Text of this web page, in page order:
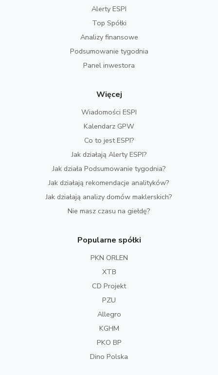
Alerty ESPI
Top Spółki
Analizy finansowe
Podsumowanie tygodnia
Panel inwestora
Więcej
Wiadomości ESPI
Kalendarz GPW
Co to jest ESPI?
Jak działają Alerty ESPI?
Jak działa Podsumowanie tygodnia?
Jak działają rekomendacje analityków?
Jak działają analizy domów maklerskich?
Nie masz czasu na giełdę?
Popularne spółki
PKN ORLEN
XTB
CD Projekt
PZU
Allegro
KGHM
PKO BP
Dino Polska